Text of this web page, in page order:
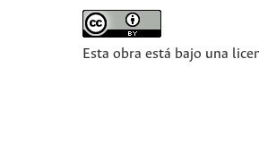
Esta obra está bajo una